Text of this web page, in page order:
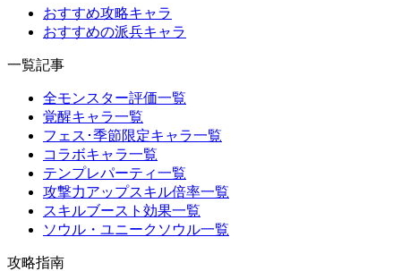
おすすめ攻略キャラ
おすすめの派兵キャラ
一覧記事
全モンスター評価一覧
覚醒キャラ一覧
フェス･季節限定キャラ一覧
コラボキャラ一覧
テンプレパーティ一覧
攻撃力アップスキル倍率一覧
スキルブースト効果一覧
ソウル・ユニークソウル一覧
攻略指南